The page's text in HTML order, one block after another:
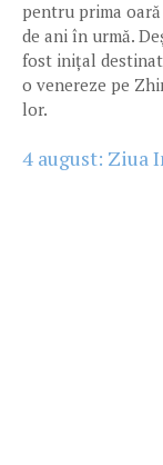
pentru prima
de ani în urmă.
fost inițal
o venereze pe
lor.
4 august: Ziua